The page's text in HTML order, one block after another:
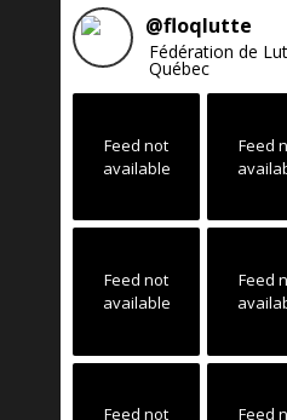
@floqlutte
Fédération de
Québec
Feed not
available
Feed
Feed not
available
Feed
Feed not Feed